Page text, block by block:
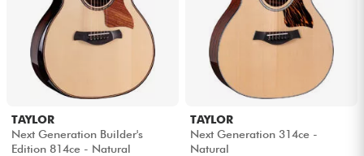
TAYLOR
Next Generation Builder's
Edition 814ce - Natural
TAYLOR
Next Generation 314ce -
Natural